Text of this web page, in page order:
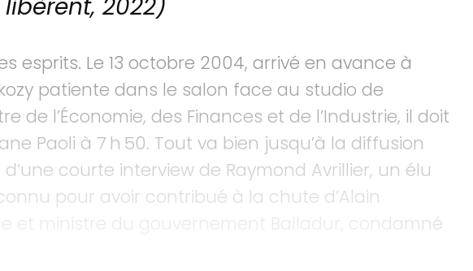
2022)
esprits. Le 13 octobre 2004, arrivé en avance à
patiente dans le salon face au studio de
de l’Économie, des Finances et de l’Industrie, il doit
Paoli à 7 h 50. Tout va bien jusqu’à la diffusion
courte interview de Raymond Avrillier, un élu
pour avoir contribué à la chute d’Alain
et ministre du gouvernement Balladur, condamné